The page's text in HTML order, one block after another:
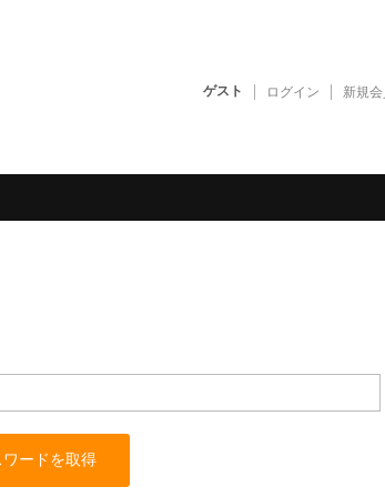
ゲスト ログイン 新規